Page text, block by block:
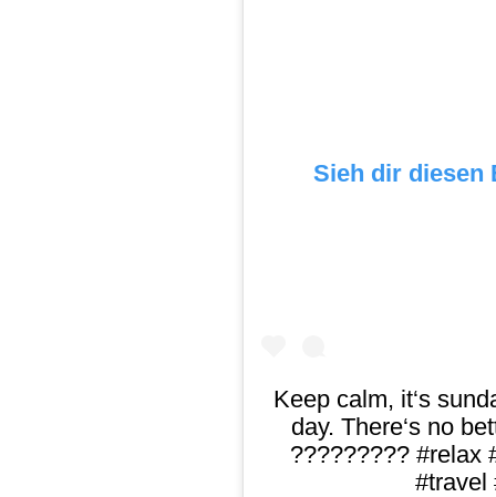
Sieh dir diesen
Keep calm, it‘s
day. There‘s no
????????? #relax
#travel